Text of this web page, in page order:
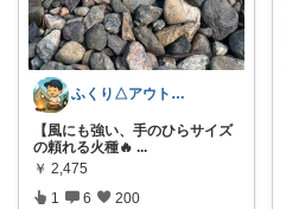
ふくり△アウトドア×防災
【風にも強い、手のひらサイズ
の頼れる火種🔥 ...
￥ 2,475
1 6 200